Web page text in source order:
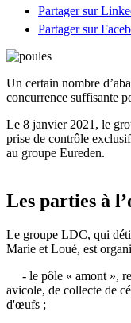
Partager sur
Partager sur
Un certain nombre
concurrence suffisante
Le 8 janvier 2021, le
prise de contrôle
au groupe Eureden.
Les parties à
Le groupe LDC, qui
Marie et Loué, est
- le pôle « amont »,
avicole, de collecte de
d'œufs ;